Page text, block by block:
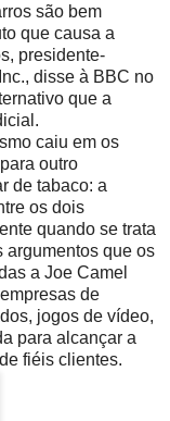
são bem
que causa a
presidente-
disse à BBC no
que a
caiu em os
outro
de tabaco: a
os dois
quando se trata
argumentos que os
a Joe Camel
de
jogos de vídeo,
para alcançar a
fiéis clientes.